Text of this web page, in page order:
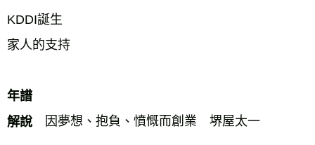
KDDI誕生
家人的支持
年譜
解說 因夢想、抱負、憤慨而創業　堺屋太一